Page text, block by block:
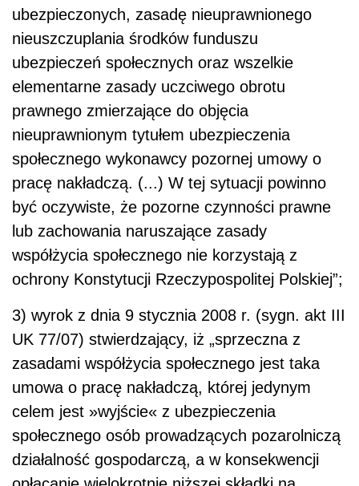
ubezpieczonych, zasadę nieuprawnionego
nieuszczuplania środków funduszu
ubezpieczeń społecznych oraz wszelkie
elementarne zasady uczciwego obrotu
prawnego zmierzające do objęcia
nieuprawnionym tytułem ubezpieczenia
społecznego wykonawcy pozornej umowy o
pracę nakładczą. (...) W tej sytuacji powinno
być oczywiste, że pozorne czynności prawne
lub zachowania naruszające zasady
współżycia społecznego nie korzystają z
ochrony Konstytucji Rzeczypospolitej Polskiej”;
3) wyrok z dnia 9 stycznia 2008 r. (sygn. akt III
UK 77/07) stwierdzający, iż „sprzeczna z
zasadami współżycia społecznego jest taka
umowa o pracę nakładczą, której jedynym
celem jest »wyjście« z ubezpieczenia
społecznego osób prowadzących pozarolniczą
działalność gospodarczą, a w konsekwencji